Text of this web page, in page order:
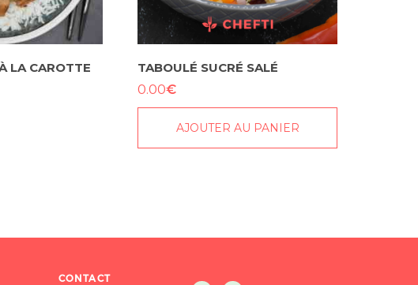
LA CAROTTE TABOULÉ SUCRÉ SALÉ
0.00€
AJOUTER AU PANIER
CONTACT